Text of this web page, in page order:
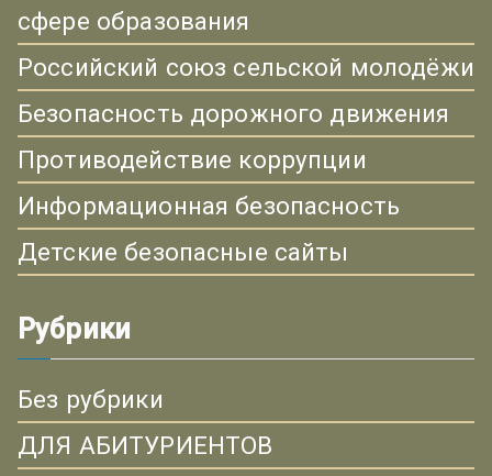
сфере образования
Российский союз сельской молодёжи
Безопасность дорожного движения
Противодействие коррупции
Информационная безопасность
Детские безопасные сайты
Рубрики
Без рубрики
ДЛЯ АБИТУРИЕНТОВ